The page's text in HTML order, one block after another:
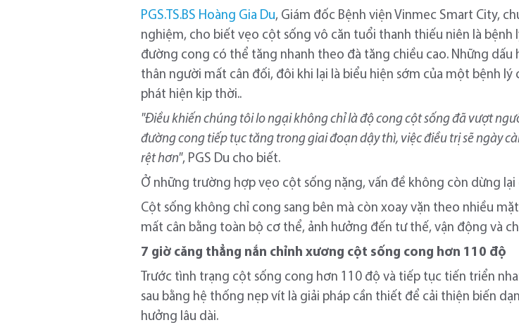
PGS.TS.BS Hoàng Gia Du, Giám đốc Bệnh viện Vinmec Smart City,
nghiệm, cho biết vẹo cột sống vô căn tuổi thanh thiếu niên là
đường cong có thể tăng nhanh theo đà tăng chiều cao. Những
thân người mất cân đối, đôi khi lại là biểu hiện sớm của một bệnh
phát hiện kịp thời..
"Điều khiến chúng tôi lo ngại không chỉ là độ cong cột sống đã vượt
đường cong tiếp tục tăng trong giai đoạn dậy thì, việc điều trị sẽ ngày
rệt hơn", PGS Du cho biết.
Ở những trường hợp vẹo cột sống nặng, vấn đề không còn dừng
Cột sống không chỉ cong sang bên mà còn xoay vặn theo nhiều
mất cân bằng toàn bộ cơ thể, ảnh hưởng đến tư thế, vận động và
7 giờ căng thẳng nắn chỉnh xương cột sống cong hơn 110 độ
Trước tình trạng cột sống cong hơn 110 độ và tiếp tục tiến triển
sau bằng hệ thống nẹp vít là giải pháp cần thiết để cải thiện biến
hưởng lâu dài.